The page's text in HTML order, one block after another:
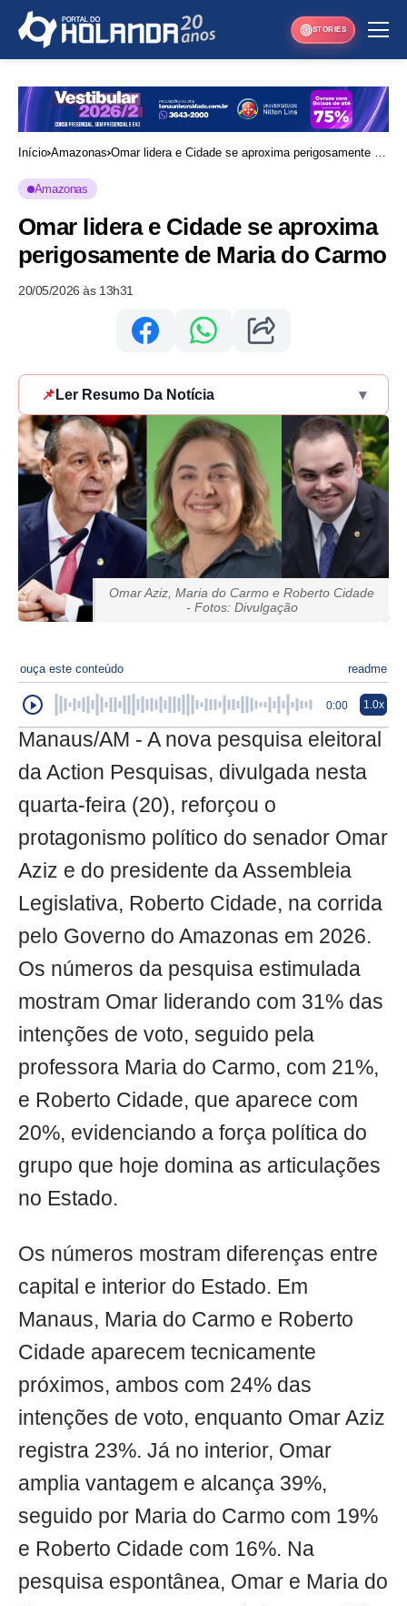
STORIES
Início Amazonas Omar lidera e Cidade se aproxima perigosamente de
Amazonas
Omar lidera e Cidade se aproxima
perigosamente de Maria do Carmo
20/05/2026 às 13h31
📌 Ler Resumo Da Notícia ▾
Omar Aziz, Maria do Carmo e Roberto Cidade
- Fotos: Divulgação
ouça este conteúdo readme
0:00 1.0x
Manaus/AM - A nova pesquisa eleitoral
da Action Pesquisas, divulgada nesta
quarta-feira (20), reforçou o
protagonismo político do senador Omar
Aziz e do presidente da Assembleia
Legislativa, Roberto Cidade, na corrida
pelo Governo do Amazonas em 2026.
Os números da pesquisa estimulada
mostram Omar liderando com 31% das
intenções de voto, seguido pela
professora Maria do Carmo, com 21%,
e Roberto Cidade, que aparece com
20%, evidenciando a força política do
grupo que hoje domina as articulações
no Estado.
Os números mostram diferenças entre
capital e interior do Estado. Em
Manaus, Maria do Carmo e Roberto
Cidade aparecem tecnicamente
próximos, ambos com 24% das
intenções de voto, enquanto Omar Aziz
registra 23%. Já no interior, Omar
amplia vantagem e alcança 39%,
seguido por Maria do Carmo com 19%
e Roberto Cidade com 16%. Na
pesquisa espontânea, Omar e Maria do